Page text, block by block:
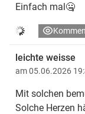
Einfach mal🤐
leichte weisse
am 05.06.2026
Mit solchen
Solche Herzen